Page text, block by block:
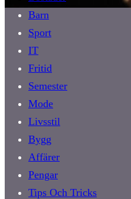
Barn
Sport
IT
Fritid
Semester
Mode
Livsstil
Bygg
Affärer
Pengar
Tips Och Tricks